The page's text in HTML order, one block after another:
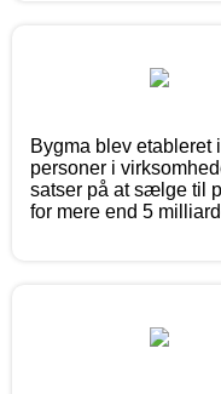
Bygma blev etableret
personer i
satser på at sælge til
for mere end 5